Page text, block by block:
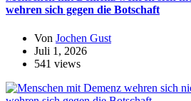
wehren sich gegen die Botschaft
Von Jochen Gust
Juli 1, 2026
541 views